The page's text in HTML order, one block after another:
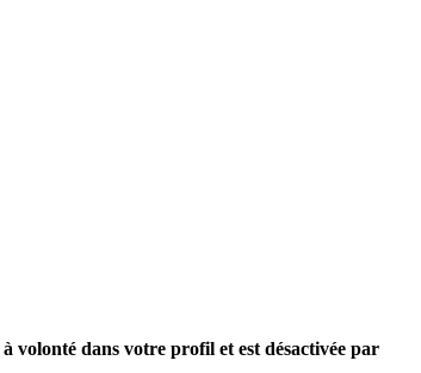
volonté dans votre profil et est désactivée par